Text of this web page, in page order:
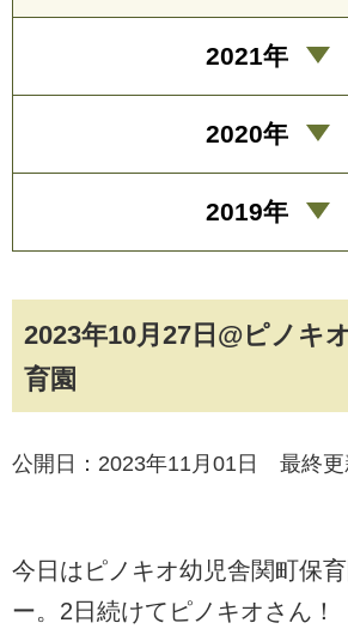
2023年10月27日@ピノキ
育園
公開日：2023年11月01日 最終更
今日はピノキオ幼児舎関町保
ー。2日続けてピノキオさん！
2021年
2020年
2019年